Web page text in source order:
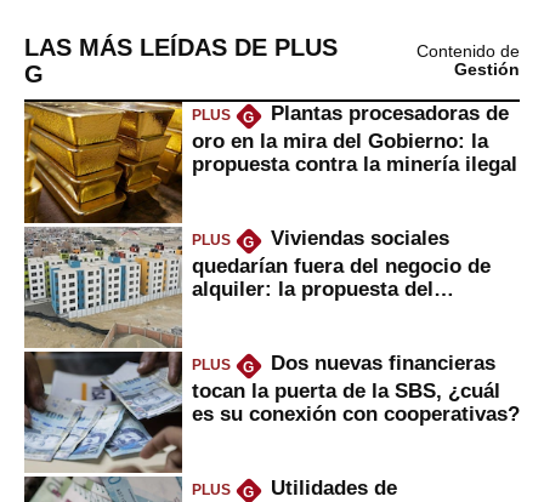
LAS MÁS LEÍDAS DE PLUS
G
Contenido de
Gestión
PLUS G
Plantas procesadoras de
oro en la mira del Gobierno: la
propuesta contra la minería ilegal
PLUS G
Viviendas sociales
quedarían fuera del negocio de
alquiler: la propuesta del
PLUS G
Dos nuevas financieras
tocan la puerta de la SBS, ¿cuál
es su conexión con cooperativas?
PLUS G
Utilidades de